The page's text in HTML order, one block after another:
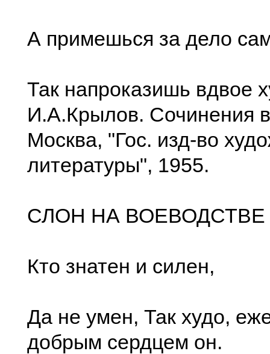
А примешься за дело
Так напроказишь вдвое
И.А.Крылов. Сочинения
Москва, "Гос. изд-во
литературы", 1955.
СЛОН НА ВОЕВОДСТВЕ
Кто знатен и силен,
Да не умен, Так худо,
добрым сердцем он.